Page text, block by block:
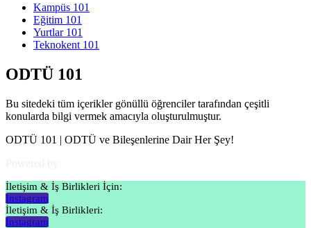
Kampüs 101
Eğitim 101
Yurtlar 101
Teknokent 101
ODTÜ 101
Bu sitedeki tüm içerikler gönüllü öğrenciler tarafından çeşitli
konularda bilgi vermek amacıyla oluşturulmuştur.
ODTÜ 101 | ODTÜ ve Bileşenlerine Dair Her Şey!
İletişim & İş Birlikleri İçin:
Instagram
İletişim & İş Birlikleri:
Instagram